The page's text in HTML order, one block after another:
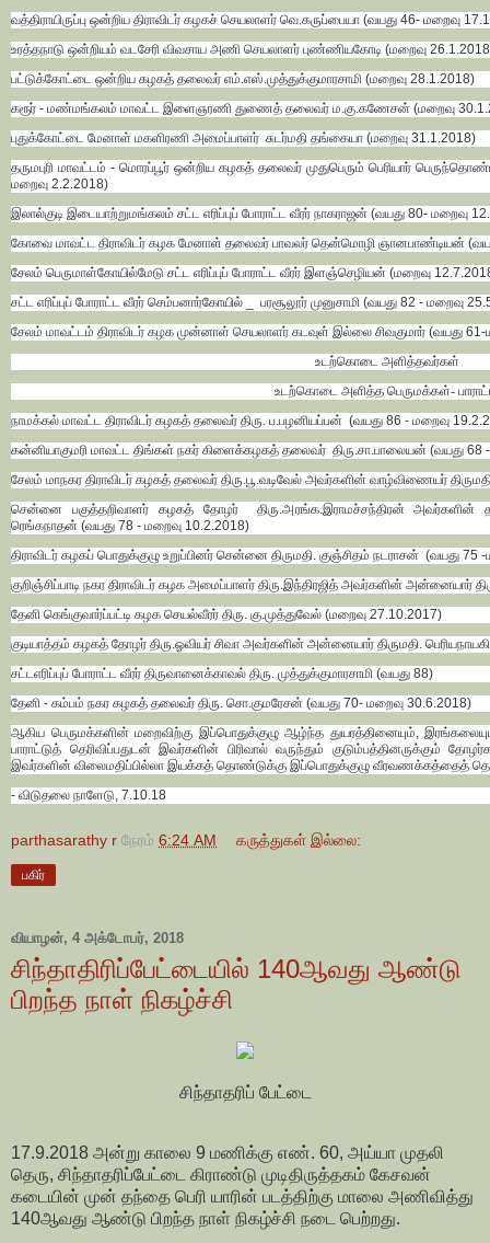
வத்திராயிருப்பு ஒன்றிய திராவிடர் கழகச் செயலாளர் வெ.கருப்பையா (வயது 46- மறைவு
உரத்தநாடு ஒன்றியம் வடசேரி விவசாய அணி செயலாளர் புண்ணியகோடி (மறைவு
பட்டுக்கோட்டை ஒன்றிய கழகத் தலைவர் எம்.எஸ்.முத்துக்குமாரசாமி (மறைவு 28.1.2018)
கரூர் - மண்மங்கலம் மாவட்ட இளைஞரணி துணைத் தலைவர் ம.கு.கணேசன் (மறைவு
புதுக்கோட்டை மேனாள் மகளிரணி அமைப்பாளர் சுடர்மதி தங்கையா (மறைவு 31.1.2018)
தருமபுரி மாவட்டம் - மொரப்பூர் ஒன்றிய கழகத் தலைவர் முதுபெரும் பெரியார்
மறைவு 2.2.2018)
இலால்குடி இடையாற்றுமங்கலம் சட்ட எரிப்புப் போராட்ட வீரர் நாகராஜன் (வயது 80- மறைவு
கோவை மாவட்ட திராவிடர் கழக மேனாள் தலைவர் பாவலர் தென்மொழி ஞானபாண்டியன்
சேலம் பெருமாள்கோயில்மேடு சட்ட எரிப்புப் போராட்ட வீரர் இளஞ்செழியன் (மறைவு
சட்ட எரிப்புப் போராட்ட வீரர் செம்பனார்கோயில் _ பரசூலூர் முனுசாமி (வயது 82 - மறைவு
சேலம் மாவட்டம் திராவிடர் கழக முன்னாள் செயலாளர் கடவுள் இல்லை சிவகுமார் (வயது 61-
உடற்கொடை அளித்தவர்கள்
உடற்கொடை அளித்த பெருமக்கள்-
நாமக்கல் மாவட்ட திராவிடர் கழகத் தலைவர் திரு. ப.பழனியப்பன் (வயது 86 - மறைவு
கன்னியாகுமரி மாவட்ட திங்கள் நகர் கிளைக்கழகத் தலைவர் திரு.சா.பாலையன் (வயது 68
சேலம் மாநகர திராவிடர் கழகத் தலைவர் திரு.பூ.வடிவேல் அவர்களின் வாழ்விணையர்
சென்னை பகுத்தறிவாளர் கழகத் தோழர் திரு.அரங்க.இராமச்சந்திரன் அவர்களின்
ரெங்கநாதன் (வயது 78 - மறைவு 10.2.2018)
திராவிடர் கழகப் பொதுக்குழு உறுப்பினர் சென்னை திருமதி. குஞ்சிதம் நடராசன் (வயது 75
குறிஞ்சிப்பாடி நகர திராவிடர் கழக அமைப்பாளர் திரு.இந்திரஜித் அவர்களின் அன்னையார்
தேனி கெங்குவார்ப்பட்டி கழக செயல்வீரர் திரு. கு.முத்துவேல் (மறைவு 27.10.2017)
குடியாத்தம் கழகத் தோழர் திரு.ஓவியர் சிவா அவர்களின் அன்னையார் திருமதி.
சட்டஎரிப்புப் போராட்ட வீரர் திருவானைக்காவல் திரு. முத்துக்குமாரசாமி (வயது 88)
தேனி - கம்பம் நகர கழகத் தலைவர் திரு. சொ.குமரேசன் (வயது 70- மறைவு 30.6.2018)
ஆகிய பெருமக்களின் மறைவிற்கு இப்பொதுக்குழு ஆழ்ந்த துயரத்தினையும்,
பாராட்டுத் தெரிவிப்பதுடன் இவர்களின் பிரிவால் வருந்தும் குடும்பத்தினருக்கும்
இவர்களின் விலைமதிப்பில்லா இயக்கத் தொண்டுக்கு இப்பொதுக்குழு வீரவணக்கத்தைத்
- விடுதலை நாளேடு, 7.10.18
parthasarathy r நேரம் 6:24 AM கருத்துகள் இல்லை:
பகிர்
வியாழன், 4 அக்டோபர், 2018
சிந்தாதிரிப்பேட்டையில் 140ஆவது ஆண்டு
பிறந்த நாள் நிகழ்ச்சி
சிந்தாதரிப் பேட்டை
17.9.2018 அன்று காலை 9 மணிக்கு எண். 60, அய்யா முதலி
தெரு, சிந்தாதரிப்பேட்டை கிராண்டு முடிதிருத்தகம் கேசவன்
கடையின் முன் தந்தை பெரி யாரின் படத்திற்கு மாலை அணிவித்து
140ஆவது ஆண்டு பிறந்த நாள் நிகழ்ச்சி நடை பெற்றது.